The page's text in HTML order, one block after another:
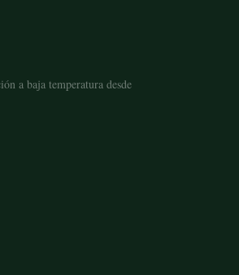
a baja temperatura desde